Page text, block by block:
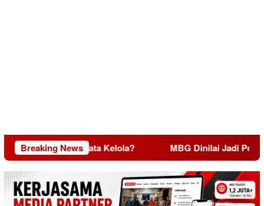
Breaking News
Miskin Tata Kelola? MBG Dinilai Jadi